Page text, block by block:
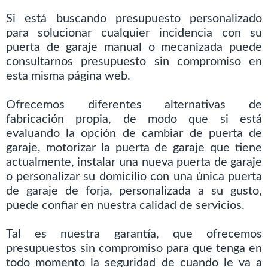
Si está buscando presupuesto personalizado
para solucionar cualquier incidencia con su
puerta de garaje manual o mecanizada puede
consultarnos presupuesto sin compromiso en
esta misma página web.
Ofrecemos diferentes alternativas de
fabricación propia, de modo que si está
evaluando la opción de cambiar de puerta de
garaje, motorizar la puerta de garaje que tiene
actualmente, instalar una nueva puerta de garaje
o personalizar su domicilio con una única puerta
de garaje de forja, personalizada a su gusto,
puede confiar en nuestra calidad de servicios.
Tal es nuestra garantía, que ofrecemos
presupuestos sin compromiso para que tenga en
todo momento la seguridad de cuando le va a